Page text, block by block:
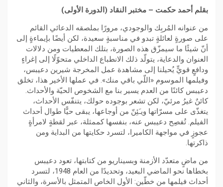
بقلم أحمد حكمت – مختبر النقاد (الدورة الأولى)
من عنوانه المُربِك والوجودي، مرورًا بملصقه الدعائي القائم
على صورةٍ لعائلةٍ تبدو في مناسبةٍ سعيدة، لكن أيضًا بإيماءةٍ إلى
أنّ شيئًا ما سيمزّق هذه الصورة، بتلك المعطيات ومن دلالات
العنوان والدعاية، يتولّد ذلك الانطباع الداخلي متحوّلًا إلى إغراءٍ
ودافعٍ قويٍّ يُحيلنا إلى مشاهدة عمل المخرجة شيرين دعيبس،
وفيلمها الموسوم «اللّي باقي منك». في عملها الأخير هذا، تخلق
دعيبس كائنًا من العدم يسير بنا مع الشخوص الحيّة والأحداث.
كائنٌ غيرُ مرئيّ، لكن تشعر بوجوده حولك، يتنفّس الأحداث،
يتغذّى على مسرّاتها ويـَئِنّ من أوجاعها، يبقى حيًّا طوال أحداث
الفيلم. تُفصِح دعيبس عنه، بنفسها كممثلة، عبر لقطةٍ لامرأةٍ
عجوزٍ في مواجهة الكاميرا، لتسرد حكايتها من البداية ومن
ذاكرتها.
من ماضٍ متعدّد الأزمنة وبسيناريو من كتابتها، تعود دعيبس
بخطاها نحو الماضي البعيد، وتحديدًا من العام 1948، لتسرد
أحداث فيلمها من خطّين: الأول الخاص المتمثل بالأسرة، والثاني